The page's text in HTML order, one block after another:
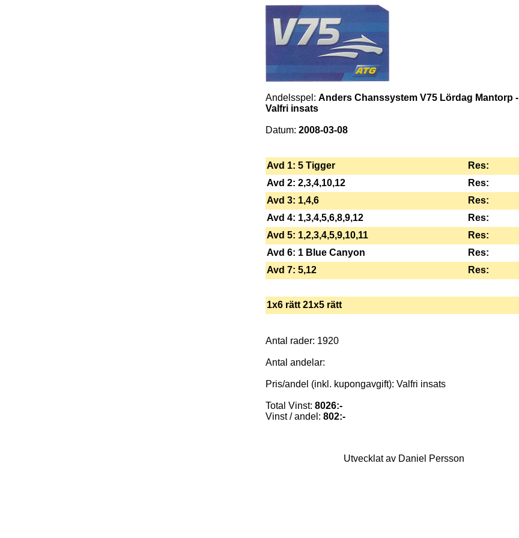
Andelsspel: Anders Chanssystem V75 Lördag Mantorp -
Valfri insats
Datum: 2008-03-08
Avd 1: 5 Tigger
Res:
Avd 2: 2,3,4,10,12
Res:
Avd 3: 1,4,6
Res:
Avd 4: 1,3,4,5,6,8,9,12
Res:
Avd 5: 1,2,3,4,5,9,10,11
Res:
Avd 6: 1 Blue Canyon
Res:
Avd 7: 5,12
Res:
1x6 rätt 21x5 rätt
Antal rader: 1920
Antal andelar:
Pris/andel (inkl. kupongavgift): Valfri insats
Total Vinst: 8026:-
Vinst / andel: 802:-
Utvecklat av Daniel Persson